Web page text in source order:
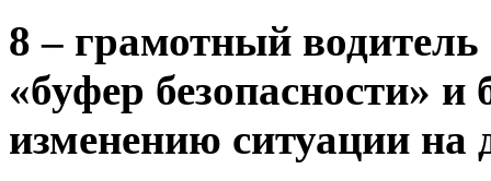
8 – грамотный водитель
«буфер безопасности» и
изменению ситуации на